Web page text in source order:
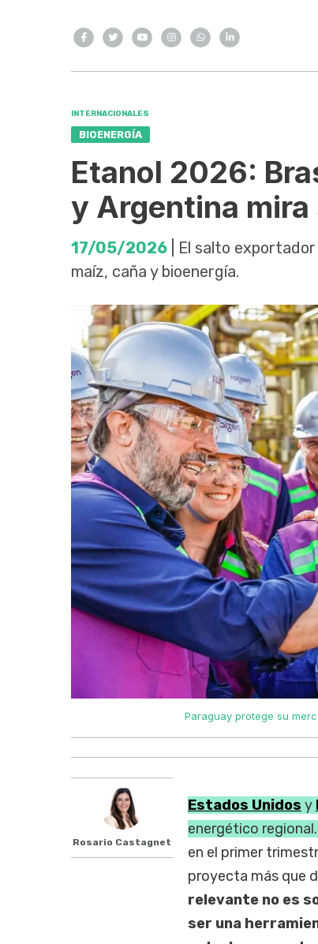
INTERNACIONALES
BIOENERGÍA
Etanol 2026:
y Argentina
17/05/2026 | El salto
maíz, caña y bioenergía.
Paraguay protege su
Rosario Castagnet
Estados Unidos y
energético regional.
en el primer
proyecta más que
relevante no es
ser una